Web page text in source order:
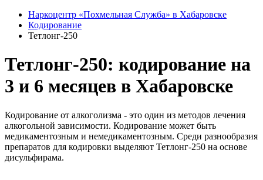
Наркоцентр «Похмельная Служба» в Хабаровске
Кодирование
Тетлонг-250
Тетлонг-250: кодирование на
3 и 6 месяцев в Хабаровске
Кодирование от алкоголизма - это один из методов лечения
алкогольной зависимости. Кодирование может быть
медикаментозным и немедикаментозным. Среди разнообразия
препаратов для кодировки выделяют Тетлонг-250 на основе
дисульфирама.